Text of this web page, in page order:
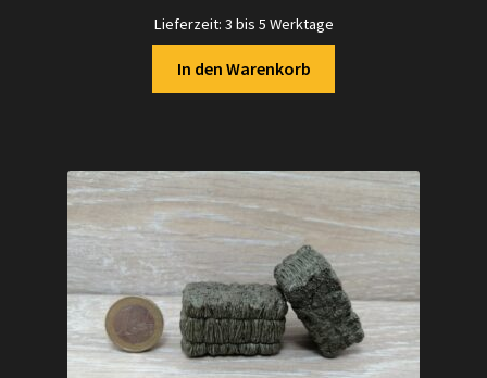
Lieferzeit: 3 bis 5 Werktage
In den Warenkorb